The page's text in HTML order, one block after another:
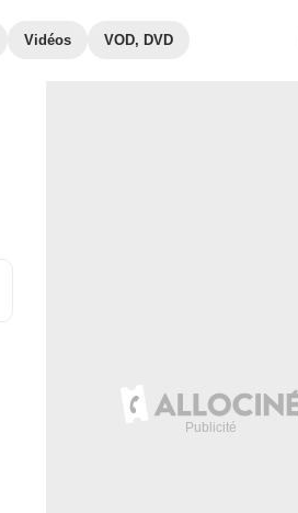
Vidéos VOD, DVD